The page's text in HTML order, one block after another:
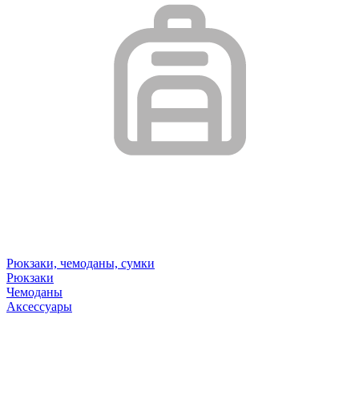
Рюкзаки, чемоданы, сумки
Рюкзаки
Чемоданы
Аксессуары